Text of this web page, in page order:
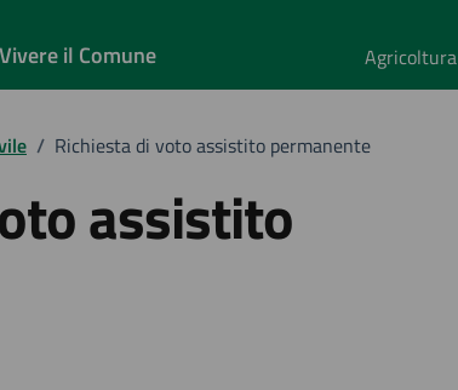
Vivere il Comune Agricoltura
/ Richiesta di voto assistito permanente
assistito